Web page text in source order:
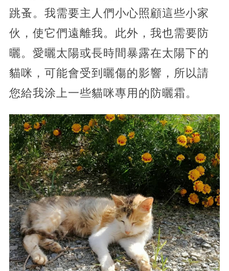
跳蚤。我需要主人們小心照顧這些小家
伙，使它們遠離我。此外，我也需要防
曬。愛曬太陽或長時間暴露在太陽下的
貓咪，可能會受到曬傷的影響，所以請
您給我涂上一些貓咪專用的防曬霜。